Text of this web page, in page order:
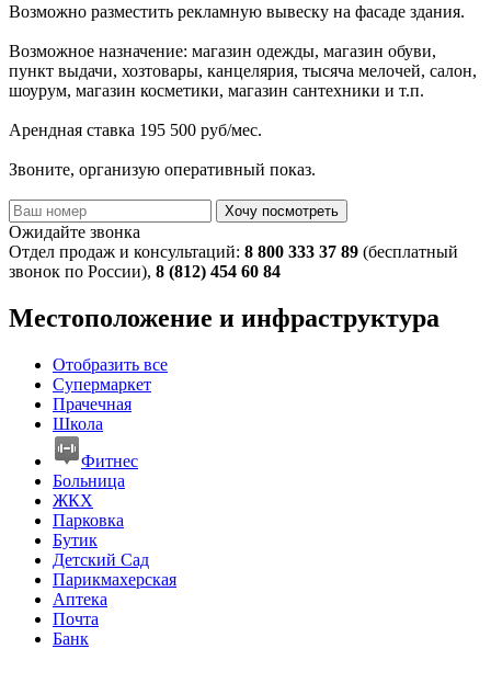
Возможно разместить рекламную вывеску на фасаде здания.
Возможное назначение: магазин одежды, магазин обуви,
пункт выдачи, хозтовары, канцелярия, тысяча мелочей, салон,
шоурум, магазин косметики, магазин сантехники и т.п.
Арендная ставка 195 500 руб/мес.
Звоните, организую оперативный показ.
Хочу посмотреть
Ожидайте звонка
Отдел продаж и консультаций: 8 800 333 37 89 (бесплатный
звонок по России), 8 (812) 454 60 84
Местоположение и инфраструктура
Отобразить все
Супермаркет
Прачечная
Школа
Фитнес
Больница
ЖКХ
Парковка
Бутик
Детский Сад
Парикмахерская
Аптека
Почта
Банк